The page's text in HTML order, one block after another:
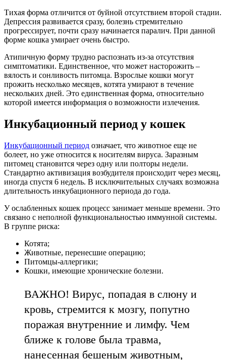
Тихая форма отличится от буйной отсутствием второй стадии.
Депрессия развивается сразу, болезнь стремительно
прогрессирует, почти сразу начинается паралич. При данной
форме кошка умирает очень быстро.
Атипичную форму трудно распознать из-за отсутствия
симптоматики. Единственное, что может насторожить –
вялость и сонливость питомца. Взрослые кошки могут
прожить несколько месяцев, котята умирают в течение
нескольких дней. Это единственная форма, относительно
которой имеется информация о возможности излечения.
Инкубационный период у кошек
Инкубационный период означает, что животное еще не
болеет, но уже относится к носителям вируса. Заразным
питомец становится через одну или полторы недели.
Стандартно активизация возбудителя происходит через месяц,
иногда спустя 6 недель. В исключительных случаях возможна
длительность инкубационного периода до года.
У ослабленных кошек процесс занимает меньше времени. Это
связано с неполной функциональностью иммунной системы.
В группе риска:
Котята;
Животные, перенесшие операцию;
Питомцы-аллергики;
Кошки, имеющие хронические болезни.
ВАЖНО! Вирус, попадая в слюну и
кровь, стремится к мозгу, попутно
поражая внутренние и лимфу. Чем
ближе к голове была травма,
нанесенная бешеным животным,